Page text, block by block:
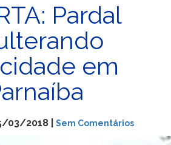
Pardal
em
03/2018 | Sem Comentários